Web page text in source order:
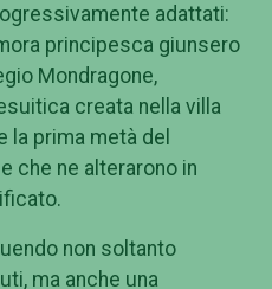
adattati:
principesca giunsero
Mondragone,
creata nella villa
la prima metà del
che ne alterarono in
non soltanto
ma anche una